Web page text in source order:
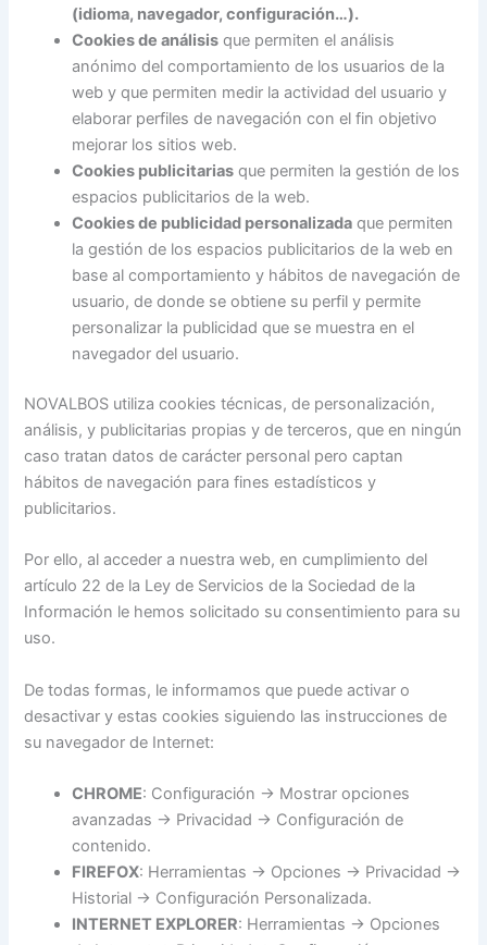
(idioma, navegador, configuración…).
Cookies de análisis que permiten el análisis
anónimo del comportamiento de los usuarios de la
web y que permiten medir la actividad del usuario y
elaborar perfiles de navegación con el fin objetivo
mejorar los sitios web.
Cookies publicitarias que permiten la gestión de los
espacios publicitarios de la web.
Cookies de publicidad personalizada que permiten
la gestión de los espacios publicitarios de la web en
base al comportamiento y hábitos de navegación de
usuario, de donde se obtiene su perfil y permite
personalizar la publicidad que se muestra en el
navegador del usuario.
NOVALBOS utiliza cookies técnicas, de personalización,
análisis, y publicitarias propias y de terceros, que en ningún
caso tratan datos de carácter personal pero captan
hábitos de navegación para fines estadísticos y
publicitarios.
Por ello, al acceder a nuestra web, en cumplimiento del
artículo 22 de la Ley de Servicios de la Sociedad de la
Información le hemos solicitado su consentimiento para su
uso.
De todas formas, le informamos que puede activar o
desactivar y estas cookies siguiendo las instrucciones de
su navegador de Internet:
CHROME: Configuración -> Mostrar opciones
avanzadas -> Privacidad -> Configuración de
contenido.
FIREFOX: Herramientas -> Opciones -> Privacidad ->
Historial -> Configuración Personalizada.
INTERNET EXPLORER: Herramientas -> Opciones